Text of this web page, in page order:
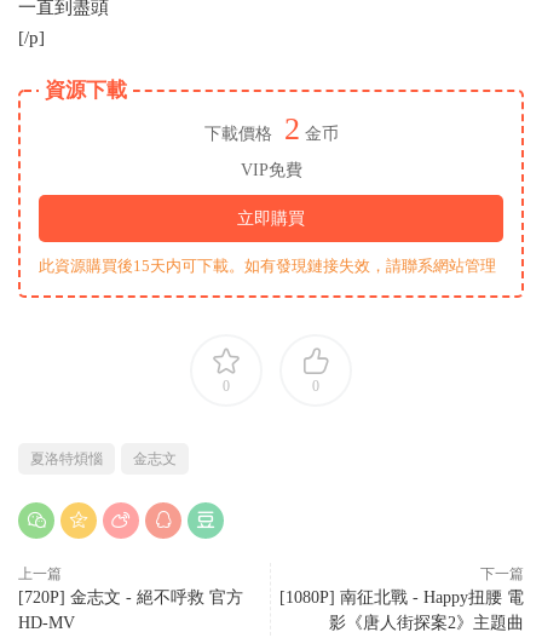
一直到盡頭
[/p]
資源下載
下載價格 2 金币
VIP免費
立即購買
此資源購買後15天内可下載。如有發現鏈接失效，請聯系網站管理
0 0
夏洛特煩惱 金志文
上一篇
[720P] 金志文 - 絕不呼救 官方
HD-MV
下一篇
[1080P] 南征北戰 - Happy扭腰 電
影《唐人街探案2》主題曲